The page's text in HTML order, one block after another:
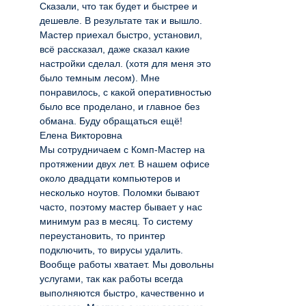
Сказали, что так будет и быстрее и
дешевле. В результате так и вышло.
Мастер приехал быстро, установил,
всё рассказал, даже сказал какие
настройки сделал. (хотя для меня это
было темным лесом). Мне
понравилось, с какой оперативностью
было все проделано, и главное без
обмана. Буду обращаться ещё!
Елена Викторовна
Мы сотрудничаем с Комп-Мастер на
протяжении двух лет. В нашем офисе
около двадцати компьютеров и
несколько ноутов. Поломки бывают
часто, поэтому мастер бывает у нас
минимум раз в месяц. То систему
переустановить, то принтер
подключить, то вирусы удалить.
Вообще работы хватает. Мы довольны
услугами, так как работы всегда
выполняются быстро, качественно и